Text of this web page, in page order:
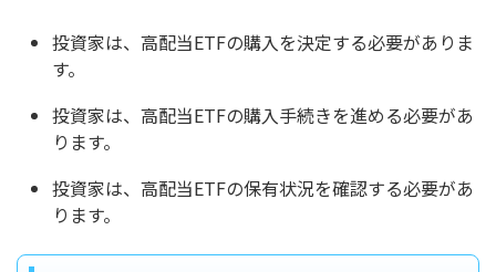
投資家は、高配当ETFの購入を決定する必要がありま
す。
投資家は、高配当ETFの購入手続きを進める必要があ
ります。
投資家は、高配当ETFの保有状況を確認する必要があ
ります。